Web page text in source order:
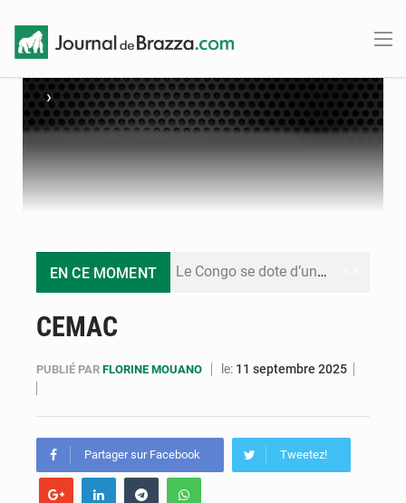
›
EN CE MOMENT Le Congo se dote d’un programme national pour valoriser les produits forestiers non ligneux
CEMAC
PUBLIÉ PAR FLORINE MOUANO le: 11 septembre 2025
Partager sur Facebook Tweetez!